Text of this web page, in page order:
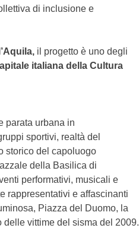
di inclusione e
il progetto è uno degli
italiana della Cultura
parata urbana in
sportivi, realtà del
storico del capoluogo
della Basilica di
performativi, musicali e
rappresentativi e affascinanti
Piazza del Duomo, la
vittime del sisma del 2009.